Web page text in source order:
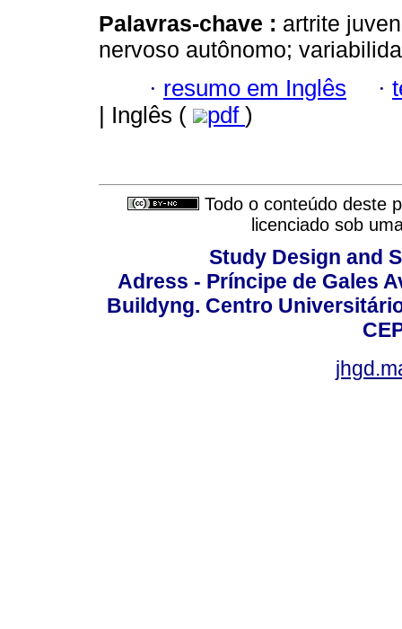
Palavras-chave : artrite
nervoso autônomo;
· resumo em Inglês ·
| Inglês (
pdf )
Todo o conteúdo deste
licenciado sob
Study Design and
Adress - Príncipe de Gales
Buildyng. Centro